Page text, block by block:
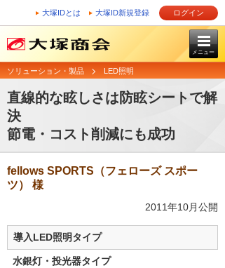
大塚IDとは 大塚ID新規登録 ログイン
メニュー
ソリューション・製品 LED照明
直線的な眩しさは防眩シートで解
決
節電・コスト削減にも成功
fellows SPORTS（フェローズ スポー
ツ） 様
2011年10月公開
導入LED照明タイプ
水銀灯・投光器タイプ